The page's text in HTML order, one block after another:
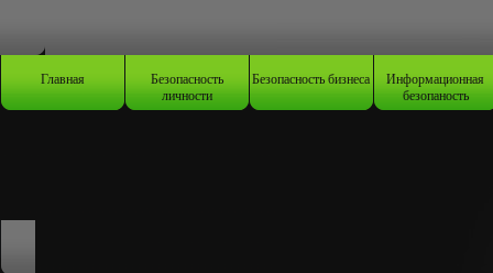
Главная Безопасность
личности
Безопасность бизнеса Информационная
безопаность